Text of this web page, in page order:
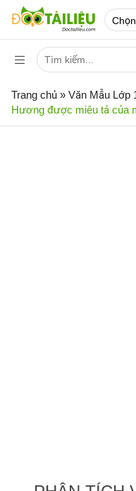
Trang chủ » Văn Mẫu Lớp
Hương được miêu tả của